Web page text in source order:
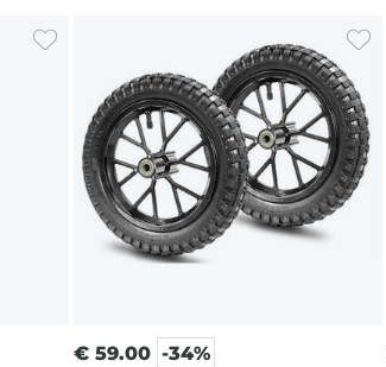
€ 59.00 -34%